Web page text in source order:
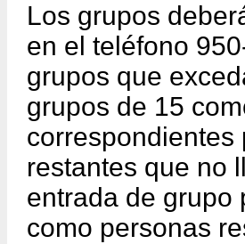
Los grupos
en el teléfono
grupos que
grupos de 15
correspondientes
restantes que no
entrada de grupo
como personas